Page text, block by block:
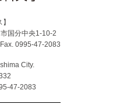
国分中央1-10-2
Fax. 0995-47-2083
City.
47-2083